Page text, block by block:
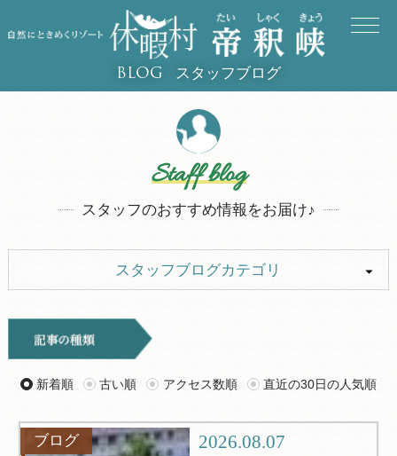
BLOG スタッフブログ
Staff blog
スタッフのおすすめ情報をお届け♪
スタッフブログカテゴリ
キャンプ
旅行記 ツアー
グルメ
新着順 古い順 アクセス数順 直近の30日の人気順
ブログ 2026.08.07